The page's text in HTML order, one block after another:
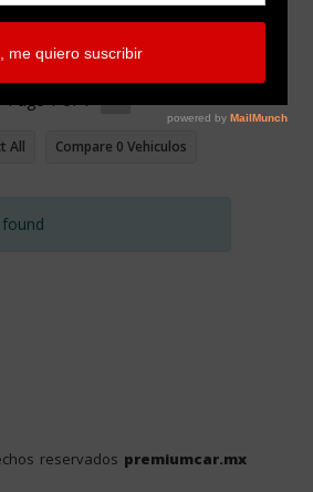
Page1of1
All Compare 0 Vehiculos
reservados premiumcar.mx